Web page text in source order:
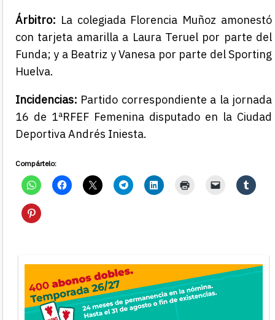
Árbitro: La colegiada Florencia Muñoz amonestó
con tarjeta amarilla a Laura Teruel por parte del
Funda; y a Beatriz y Vanesa por parte del Sporting
Huelva.
Incidencias: Partido correspondiente a la jornada
16 de 1ªRFEF Femenina disputado en la Ciudad
Deportiva Andrés Iniesta.
Compártelo: